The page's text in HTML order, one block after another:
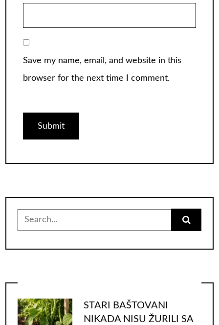
Save my name, email, and website in this
browser for the next time I comment.
Search
STARI BAŠTOVANI
NIKADA NISU ŽURILI SA